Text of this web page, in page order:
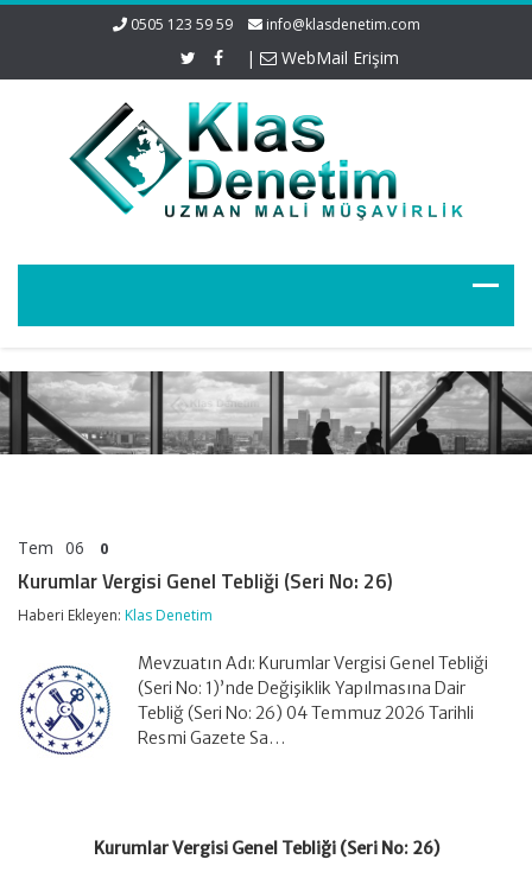
0505 123 59 59 info@klasdenetim.com
| WebMail Erişim
Tem 06 0
Kurumlar Vergisi Genel Tebliği (Seri No: 26)
Haberi Ekleyen: Klas Denetim
Mevzuatın Adı: Kurumlar Vergisi Genel Tebliği
(Seri No: 1)’nde Değişiklik Yapılmasına Dair
Tebliğ (Seri No: 26) 04 Temmuz 2026 Tarihli
Resmi Gazete Sa…
Kurumlar Vergisi Genel Tebliği (Seri No: 26)